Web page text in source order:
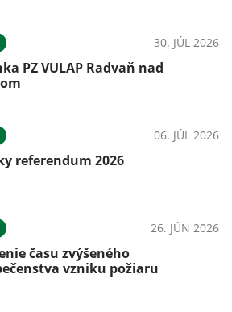
30. JÚL 2026
PZ VULAP Radvaň nad
06. JÚL 2026
referendum 2026
26. JÚN 2026
času zvýšeného
vzniku požiaru